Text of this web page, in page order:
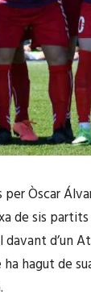
Òscar
de sis
davant d’un
hagut de